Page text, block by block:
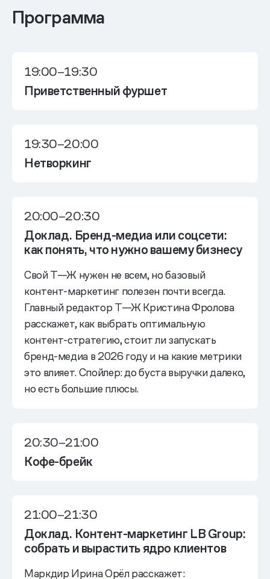
Программа
19:00–19:30
Приветственный фуршет
19:30–20:00
Нетворкинг
20:00–20:30
Доклад. Бренд-медиа или соцсети:
как понять, что нужно вашему бизнесу
Свой Т—Ж нужен не всем, но базовый
контент-маркетинг полезен почти всегда.
Главный редактор Т—Ж Кристина Фролова
расскажет, как выбрать оптимальную
контент-стратегию, стоит ли запускать
бренд-медиа в 2026 году и на какие метрики
это влияет. Спойлер: до буста выручки далеко,
но есть большие плюсы.
20:30–21:00
Кофе-брейк
21:00–21:30
Доклад. Контент-маркетинг LВ Grouр:
собрать и вырастить ядро клиентов
Маркдир Ирина Орёл расскажет: